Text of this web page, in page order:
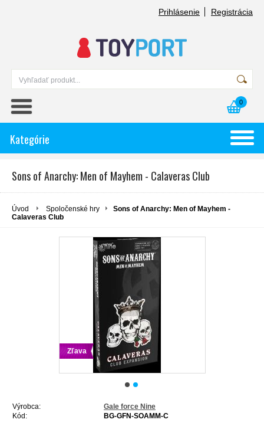
Prihlásenie Registrácia
0
Kategórie
Sons of Anarchy: Men of Mayhem - Calaveras Club
Úvod Spoločenské hry
Sons of Anarchy: Men of Mayhem -
Calaveras Club
Zľava
Výrobca:
Gale force Nine
Kód:
BG-GFN-SOAMM-C